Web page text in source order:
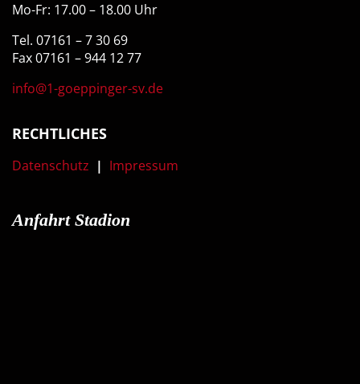
Mo-Fr: 17.00 – 18.00 Uhr
Tel. 07161 – 7 30 69
Fax 07161 – 944 12 77
info@1-goeppinger-sv.de
RECHTLICHES
Datenschutz | Impressum
Anfahrt Stadion